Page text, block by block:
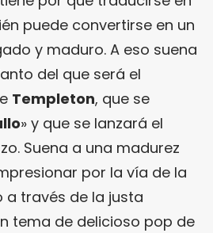
puede convertirse en un
y maduro. A eso suena
del que será el
Templeton, que se
» y que se lanzará el
Suena a una madurez
por la vía de la
a través de la justa
tema de delicioso pop de